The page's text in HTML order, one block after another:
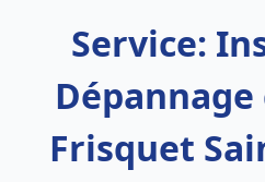
Service:
Frisquet